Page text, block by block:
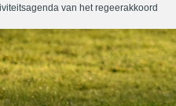
van het regeerakkoord